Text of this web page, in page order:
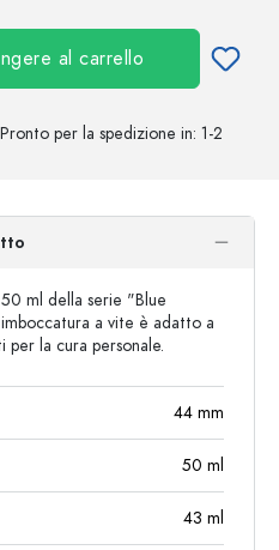
al carrello
Pronto per la spedizione in: 1-2
ml della serie "Blue
a vite è adatto a
la cura personale.
44 mm
50 ml
43 ml